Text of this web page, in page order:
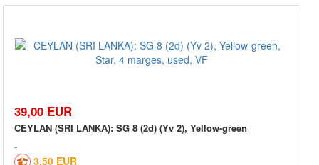
39,00 EUR
CEYLAN (SRI LANKA): SG 8 (2d) (Yv 2), Yellow-green
3,50 EUR